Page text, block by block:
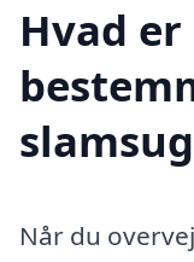
Hvad
Når du